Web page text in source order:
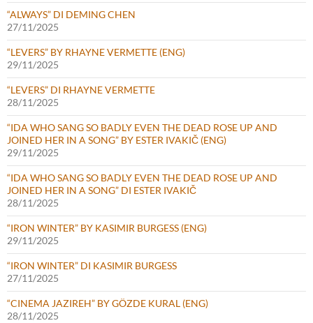
“ALWAYS” DI DEMING CHEN
27/11/2025
“LEVERS” BY RHAYNE VERMETTE (ENG)
29/11/2025
“LEVERS” DI RHAYNE VERMETTE
28/11/2025
“IDA WHO SANG SO BADLY EVEN THE DEAD ROSE UP AND
JOINED HER IN A SONG” BY ESTER IVAKIČ (ENG)
29/11/2025
“IDA WHO SANG SO BADLY EVEN THE DEAD ROSE UP AND
JOINED HER IN A SONG” DI ESTER IVAKIČ
28/11/2025
“IRON WINTER” BY KASIMIR BURGESS (ENG)
29/11/2025
“IRON WINTER” DI KASIMIR BURGESS
27/11/2025
“CINEMA JAZIREH” BY GÖZDE KURAL (ENG)
28/11/2025